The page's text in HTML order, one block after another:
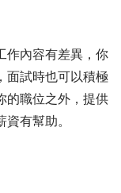
作內容有差異，你
面試時也可以積極
的職位之外，提供
有幫助。